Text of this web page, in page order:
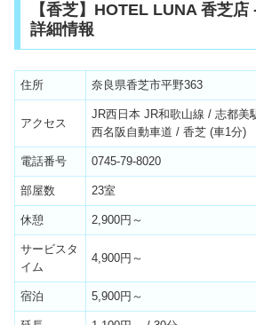
【香芝】HOTEL LUNA 香芝
詳細情報
住所 奈良県香芝市平野363
アクセス
JR西日本 JR和歌山線 / 志都美
西名阪自動車道 / 香芝 (車1分)
電話番号 0745-79-8020
部屋数 23室
休憩 2,900円～
サービスタ
イム
4,900円～
宿泊 5,900円～